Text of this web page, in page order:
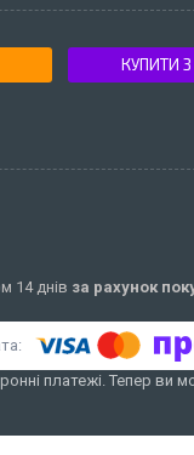
КУПИТИ З
14 днів за рахунок
платежі. Тепер ви